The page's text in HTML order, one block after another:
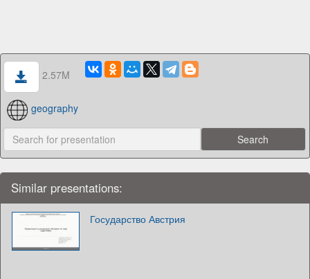
2.57M
geography
Similar presentations:
Государство Австрия